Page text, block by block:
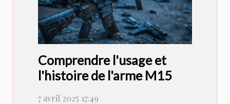
Comprendre l'usage et
l'histoire de l'arme M15
7 avril 2025 17:49